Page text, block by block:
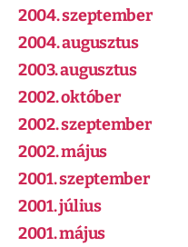
2004. szeptember
2004. augusztus
2003. augusztus
2002. október
2002. szeptember
2002. május
2001. szeptember
2001. július
2001. május